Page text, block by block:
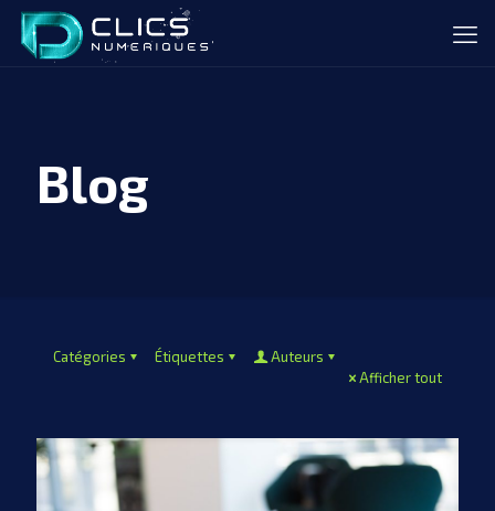
Blog
Catégories Étiquettes
Auteurs
Afficher tout